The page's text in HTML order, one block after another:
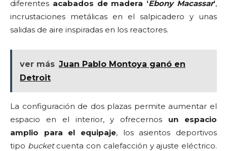
diferentes acabados de madera ‘Ebony Macassar‘,
incrustaciones metálicas en el salpicadero y unas
salidas de aire inspiradas en los reactores.
ver más Juan Pablo Montoya ganó en
Detroit
La configuración de dos plazas permite aumentar el
espacio en el interior, y ofrecernos un espacio
amplio para el equipaje, los asientos deportivos
tipo bucketcuenta con calefacción y ajuste eléctrico.